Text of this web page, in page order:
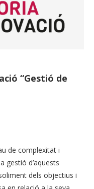
“Gestió de
de complexitat i
gestió d’aquests
dels objectius i